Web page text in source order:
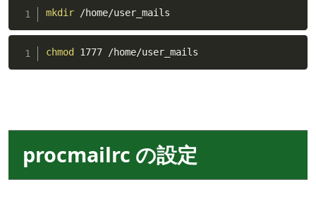
mkdir /home/user_mails
chmod 1777 /home/user_mails
procmailrc の設定